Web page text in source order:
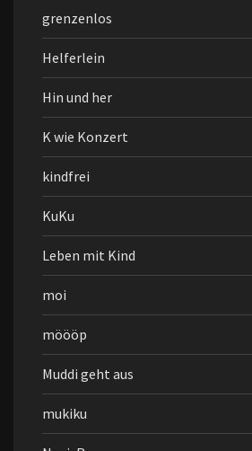
grenzenlos
Helferlein
Hin und her
K wie Konzert
kindfrei
KuKu
Leben mit Kind
moi
möööp
Muddi geht aus
mukiku